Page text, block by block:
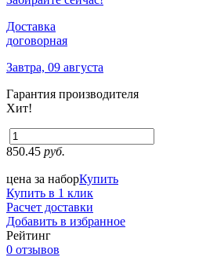
Доставка
договорная
Завтра, 09 августа
Гарантия производителя
Хит!
850.45 руб.
цена за наборКупить
Купить в 1 клик
Расчет доставки
Добавить в избранное
Рейтинг
0 отзывов